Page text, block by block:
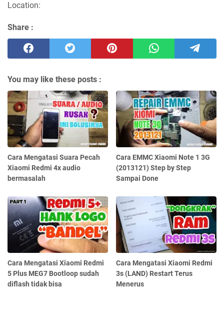
Location:
Share :
You may like these posts :
Cara Mengatasi Suara Pecah
Xiaomi Redmi 4x audio
bermasalah
Cara EMMC Xiaomi Note 1 3G
(2013121) Step by Step
Sampai Done
Cara Mengatasi Xiaomi Redmi
5 Plus MEG7 Bootloop sudah
diflash tidak bisa
Cara Mengatasi Xiaomi Redmi
3s (LAND) Restart Terus
Menerus